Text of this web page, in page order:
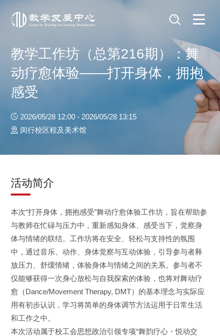
教学工作坊（总第216期）：舞
动疗愈体验——打开身体，拥抱
感受
2026/05/28 12:00 - 2026/05/28 13:15
闵行校区程及美术馆
活动简介
本次“打开身体，拥抱感受”舞动疗愈体验工作坊，旨在帮助参
与教师在忙碌与压力中，重新感知身体、感受当下，觉察身
体与情绪的联结。工作坊将在安全、轻松与支持性的氛围
中，通过音乐、动作、身体觉察与互动体验，引导参与者释
放压力、舒缓情绪，体验身体与情绪之间的关系。参与者不
仅能够获得一次身心放松与自我探索的体验，也将对舞动疗
愈（Dance/Movement Therapy, DMT）的基本理念与实际应
用有初步认识，学习将简单的身体调节方法运用于日常生活
和工作之中。
本次活动属于校工会思想政治引领专项“舞韵疗心・悦动交